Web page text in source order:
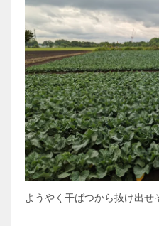
ようやく干ばつから抜け出せ